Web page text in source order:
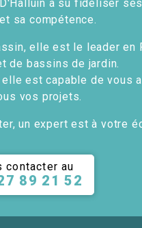
a su fidéliser
sa compétence.
elle est le leader en
de bassins de jardin.
est capable de vous
vos projets.
un expert est à votre
contacter au
89 21 52